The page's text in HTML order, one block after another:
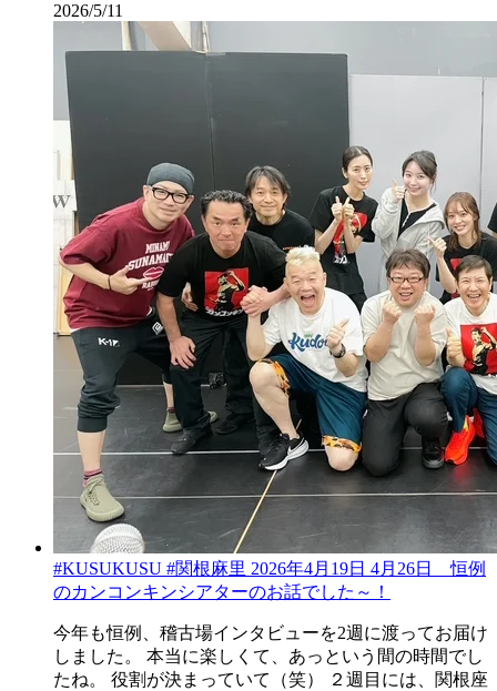
2026/5/11
#KUSUKUSU #関根麻里 2026年4月19日 4月26日 恒例
のカンコンキンシアターのお話でした～！
今年も恒例、稽古場インタビューを2週に渡ってお届け
しました。 本当に楽しくて、あっという間の時間でし
たね。 役割が決まっていて（笑） ２週目には、関根座